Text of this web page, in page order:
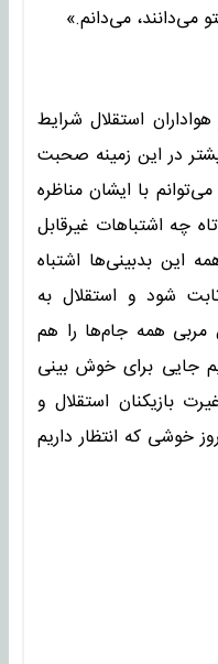
می‌دانند، می‌دانم.»
استقلال شرایط
در این زمینه صحبت
با ایشان مناظره
چه اشتباهات غیرقابل
این بدبینی‌ها اشتباه
شود و استقلال به
مربی همه جام‌ها را هم
جایی برای خوش بینی
بازیکنان استقلال و
خوشی که انتظار داریم